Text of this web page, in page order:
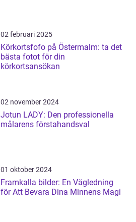
02 februari 2025
Körkortsfofo på Östermalm: ta det
bästa fotot för din
körkortsansökan
02 november 2024
Jotun LADY: Den professionella
målarens förstahandsval
01 oktober 2024
Framkalla bilder: En Vägledning
för Att Bevara Dina Minnens Magi